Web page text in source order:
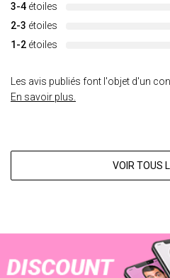
3-4 étoiles
2-3 étoiles
1-2 étoiles
Les avis publiés font l'objet d'un
En savoir plus.
VOIR TOUS